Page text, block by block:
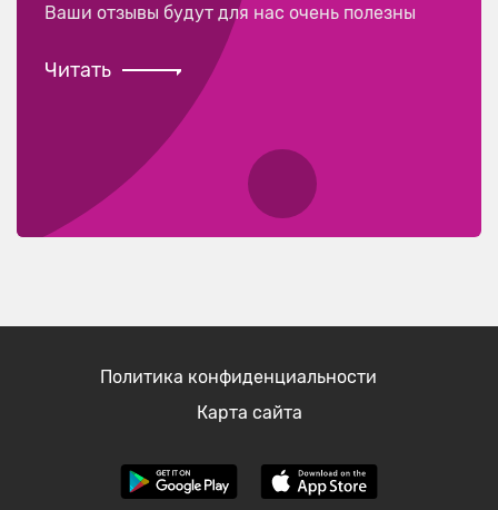
Ваши отзывы будут для нас очень полезны
Читать
Политика конфиденциальности
Карта сайта